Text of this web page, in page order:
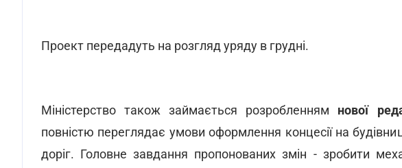
Проект передадуть на розгляд уряду в грудні.
Міністерство також займається розробленням нової
повністю переглядає умови оформлення концесії на
доріг. Головне завдання пропонованих змін - зробити